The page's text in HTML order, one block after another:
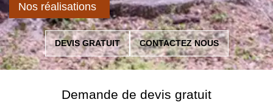
Nos réalisations
DEVIS GRATUIT CONTACTEZ NOUS
Demande de devis gratuit